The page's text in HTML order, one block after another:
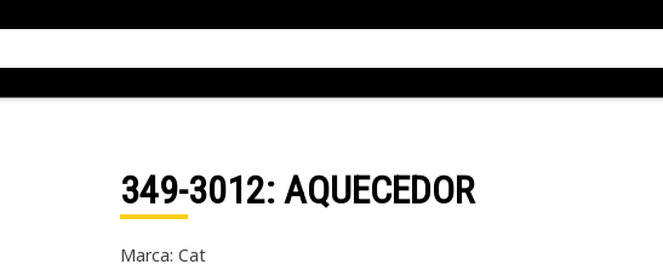
349-3012: AQUECEDOR
Marca: Cat